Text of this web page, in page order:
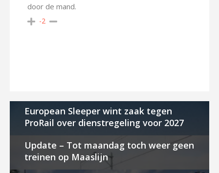
door de mand.
-2
European Sleeper wint zaak tegen
ProRail over dienstregeling voor 2027
Update – Tot maandag toch weer geen
treinen op Maaslijn